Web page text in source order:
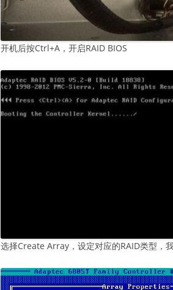
开机后按Ctrl+A，开启RAID BIOS
选择Create Array，设定对应的RAID类型，